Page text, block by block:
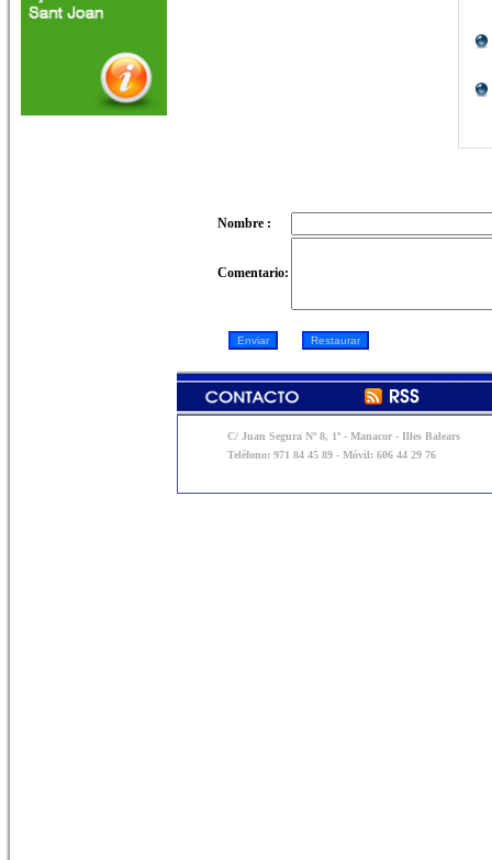
Nombre :
Comentario:
C/ Juan Segura Nº 8, 1º - Manacor - Illes Balears
Teléfono: 971 84 45 89 - Móvil: 606 44 29 76